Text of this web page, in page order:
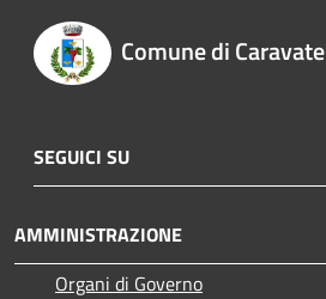
Comune di Caravate
SEGUICI SU
AMMINISTRAZIONE
Organi di Governo